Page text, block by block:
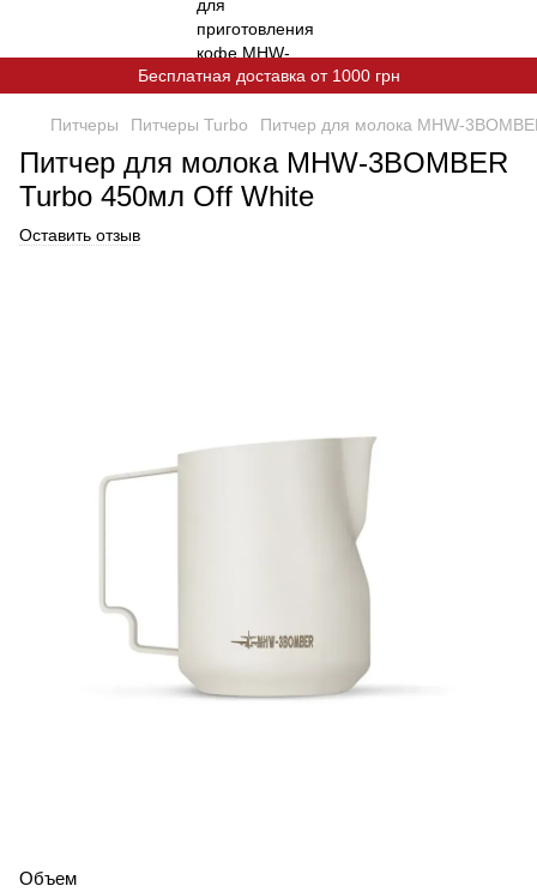
Бесплатная доставка от 1000 грн
Питчеры Питчеры Turbo Питчер для молока MHW-
Питчер для молока MHW-3BOMBER
Turbo 450мл Off White
Оставить отзыв
Объем